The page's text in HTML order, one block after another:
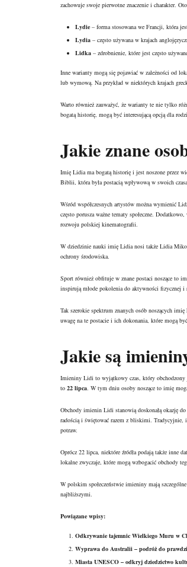
zachowuje swoje pierwotne znaczenie i charakter.
Lydie – forma stosowana we Francji, która
Lydia – często używana w krajach
Lidka – zdrobnienie, które jest często
Inne warianty mogą się pojawiać w zależności od
lub wymową. Na przykład w niektórych krajach
Warto również zauważyć, że warianty te nie tylko
bogatą historię, mogą być interesującą opcją dla
Jakie znane
Imię Lidia ma bogatą historię i jest noszone przez
Biblii, która była postacią wpływową w swoich
Wśród współczesnych artystów można wymienić
często porusza ważne tematy społeczne.
rozwoju polskiej kinematografii.
W dziedzinie nauki imię Lidia nosi także Lidia
ochrony środowiska.
Sport również obfituje w znane postaci noszące to
inspirują młode pokolenia do aktywności fizycznej i
Tak szerokie spektrum znanych osób noszących
uwagę na te postacie i ich dokonania, które mogą
Jakie są
Imieniny Lidi to wyjątkowy czas, który obchodzony
to 22 lipca. W tym dniu osoby noszące to imię
Obchody imienin Lidi stanowią doskonałą okazję
radością i świętować razem z bliskimi. Tradycyjnie,
potraw.
Oprócz 22 lipca, niektóre źródła podają także inne
lokalne zwyczaje, które mogą wzbogacić obchody
W polskim społeczeństwie imieniny mają
najbliższymi.
Powiązane wpisy:
Odkrywanie tajemnic Wielkiego Muru w
Wyprawa do Australii – podróż do
Miasta UNESCO – odkryj dziedzictwo